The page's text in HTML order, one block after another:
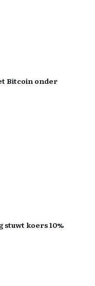
Bitcoin onder
stuwt koers 10%